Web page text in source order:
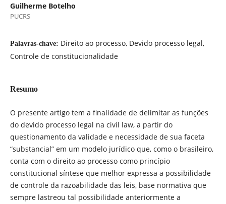
Guilherme Botelho
PUCRS
Palavras-chave: Direito ao processo, Devido processo legal,
Controle de constitucionalidade
Resumo
O presente artigo tem a finalidade de delimitar as funções
do devido processo legal na civil law, a partir do
questionamento da validade e necessidade de sua faceta
“substancial” em um modelo jurídico que, como o brasileiro,
conta com o direito ao processo como princípio
constitucional síntese que melhor expressa a possibilidade
de controle da razoabilidade das leis, base normativa que
sempre lastreou tal possibilidade anteriormente a